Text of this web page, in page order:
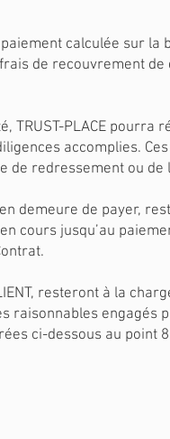
calculée sur la
de recouvrement de
PLACE pourra
accomplies.
de redressement ou
demeure de payer,
cours jusqu’au
resteront à la
raisonnables
ci-dessous au point